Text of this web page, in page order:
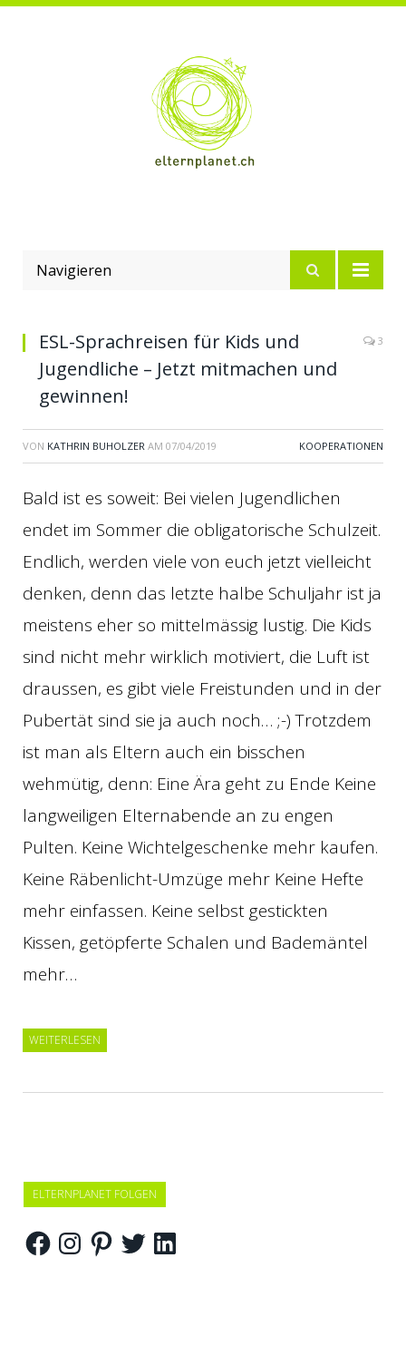
Navigieren
ESL-Sprachreisen für Kids und
Jugendliche – Jetzt mitmachen und
gewinnen!
3
VON KATHRIN BUHOLZER AM 07/04/2019 KOOPERATIONEN
Bald ist es soweit: Bei vielen Jugendlichen
endet im Sommer die obligatorische Schulzeit.
Endlich, werden viele von euch jetzt vielleicht
denken, denn das letzte halbe Schuljahr ist ja
meistens eher so mittelmässig lustig. Die Kids
sind nicht mehr wirklich motiviert, die Luft ist
draussen, es gibt viele Freistunden und in der
Pubertät sind sie ja auch noch… ;-) Trotzdem
ist man als Eltern auch ein bisschen
wehmütig, denn: Eine Ära geht zu Ende Keine
langweiligen Elternabende an zu engen
Pulten. Keine Wichtelgeschenke mehr kaufen.
Keine Räbenlicht-Umzüge mehr Keine Hefte
mehr einfassen. Keine selbst gestickten
Kissen, getöpferte Schalen und Bademäntel
mehr…
WEITERLESEN
ELTERNPLANET FOLGEN
FacebookInstagramPinterestTwitterLinkedIn